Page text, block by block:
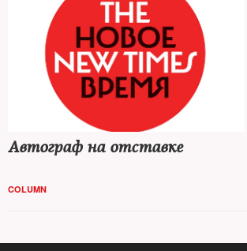
Автограф на отставке
COLUMN